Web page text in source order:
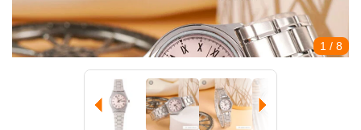
1 / 8